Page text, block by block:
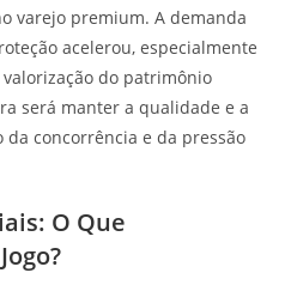
varejo premium. A demanda
acelerou, especialmente
do patrimônio
será manter a qualidade e a
concorrência e da pressão
O Que